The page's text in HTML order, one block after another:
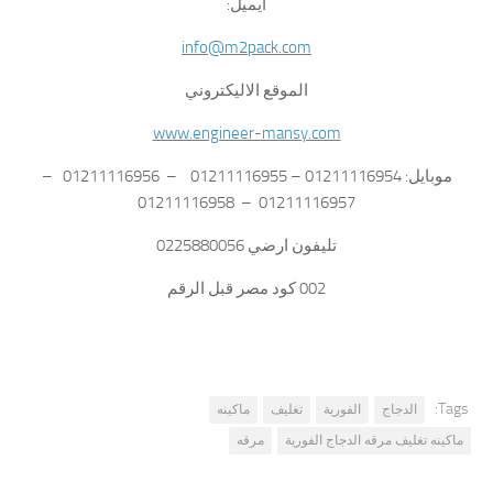
ايميل:
info@m2pack.com
الموقع الاليكتروني
www.engineer-mansy.com
موبايل: 01211116954 – 01211116955 – 01211116956 –
01211116957 – 01211116958
تليفون ارضي 0225880056
002 كود مصر قبل الرقم
Tags: الدجاج الفورية تغليف
ماكينه
ماكينه تغليف مرقه الدجاج الفورية
مرقه